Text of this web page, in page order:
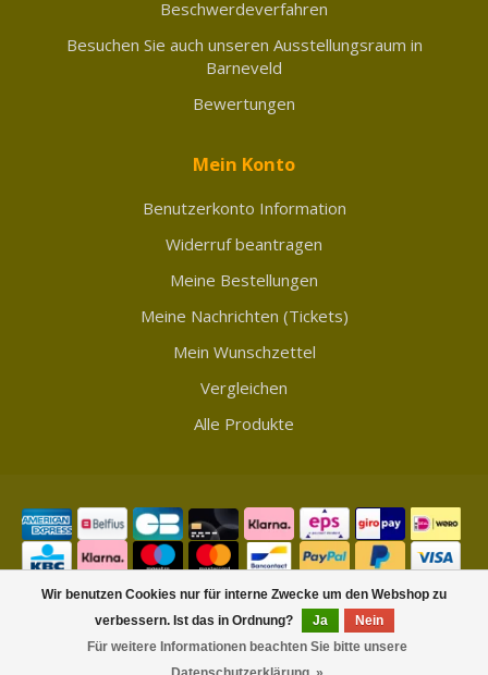
Wir benutzen Cookies nur für interne Zwecke um den Webshop zu
verbessern. Ist das in Ordnung?
Ja
Nein
Für weitere Informationen beachten Sie bitte unsere
Beschwerdeverfahren
Besuchen Sie auch unseren Ausstellungsraum in
Barneveld
Bewertungen
Mein Konto
Benutzerkonto Information
Widerruf beantragen
Meine Bestellungen
Meine Nachrichten (Tickets)
Mein Wunschzettel
Vergleichen
Alle Produkte
© Copyright 2026 Showmycollection